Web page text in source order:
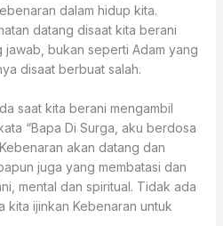
dalam hidup kita.
datang disaat kita berani
jawab, bukan seperti Adam yang
disaat berbuat salah.
saat kita berani mengambil
“Bapa Di Surga, aku berdosa
akan datang dan
juga yang membatasi dan
mental dan spiritual. Tidak ada
kita ijinkan Kebenaran untuk